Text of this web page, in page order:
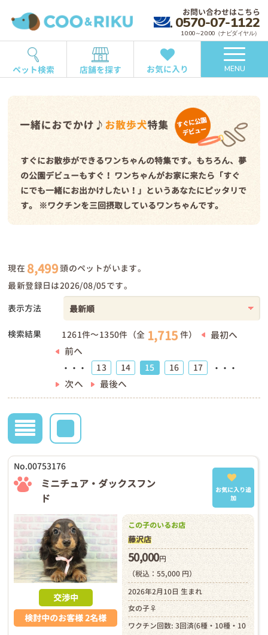
お問い合わせはこちら
0570-07-1122
10:00～20:00（ナビダイヤル）
ペット検索 店舗を探す お気に入り MENU
すぐにお散歩ができるワンちゃんの特集です。もちろん、夢
の公園デビューもすぐ！ ワンちゃんがお家に来たら「すぐ
にでも一緒にお出かけしたい！」というあなたにピッタリで
す。
※ワクチンを三回摂取しているワンちゃんです。
現在 8,499頭のペットがいます。
最新登録日は2026/08/05です。
表示方法
検索結果 1261件～1350件（全 1,715 件）
最初へ
前へ
・・・ 13 14 15 16 17 ・・・
次へ 最後へ
No.00753176
ミニチュア・ダックスフン
ド
お気に入り追
加
交渉中
検討中のお客様 2名様
この子のいるお店
藤沢店
50,000円
（税込：55,000 円）
2026年2月10日 生まれ
女の子♀
ワクチン回数: 3回済(6種・10種・10